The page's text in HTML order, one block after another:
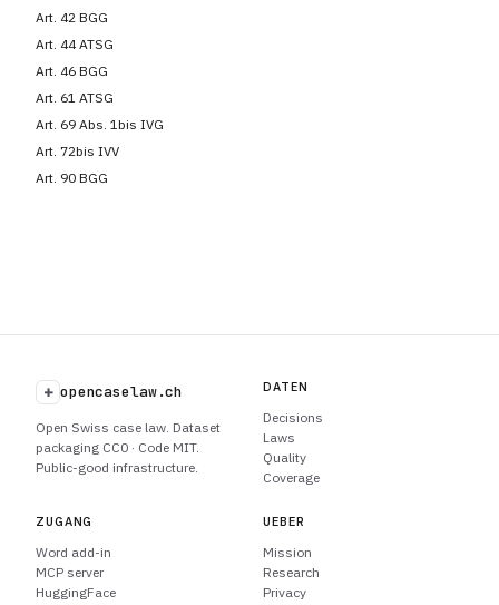
Art. 42 BGG
Art. 44 ATSG
Art. 46 BGG
Art. 61 ATSG
Art. 69 Abs. 1bis IVG
Art. 72bis IVV
Art. 90 BGG
+ opencaselaw.ch
Open Swiss case law. Dataset
packaging CC0 · Code MIT.
Public-good infrastructure.
DATEN
Decisions
Laws
Quality
Coverage
ZUGANG
Word add-in
MCP server
HuggingFace
UEBER
Mission
Research
Privacy